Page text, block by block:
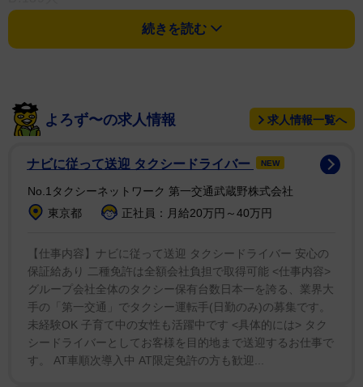
C.149人
続きを読む
よろず〜の求人情報 求人情報一覧へ
ナビに従って送迎 タクシードライバー NEW
No.1タクシーネットワーク 第一交通武蔵野株式会社
東京都
正社員：月給20万円～40万円
【仕事内容】ナビに従って送迎 タクシードライバー 安心の
保証給あり 二種免許は全額会社負担で取得可能 <仕事内容>
グループ会社全体のタクシー保有台数日本一を誇る、業界大
手の「第一交通」でタクシー運転手(日勤のみ)の募集です。
未経験OK 子育て中の女性も活躍中です <具体的には> タク
シードライバーとしてお客様を目的地まで送迎するお仕事で
す。 AT車順次導入中 AT限定免許の方も歓迎...